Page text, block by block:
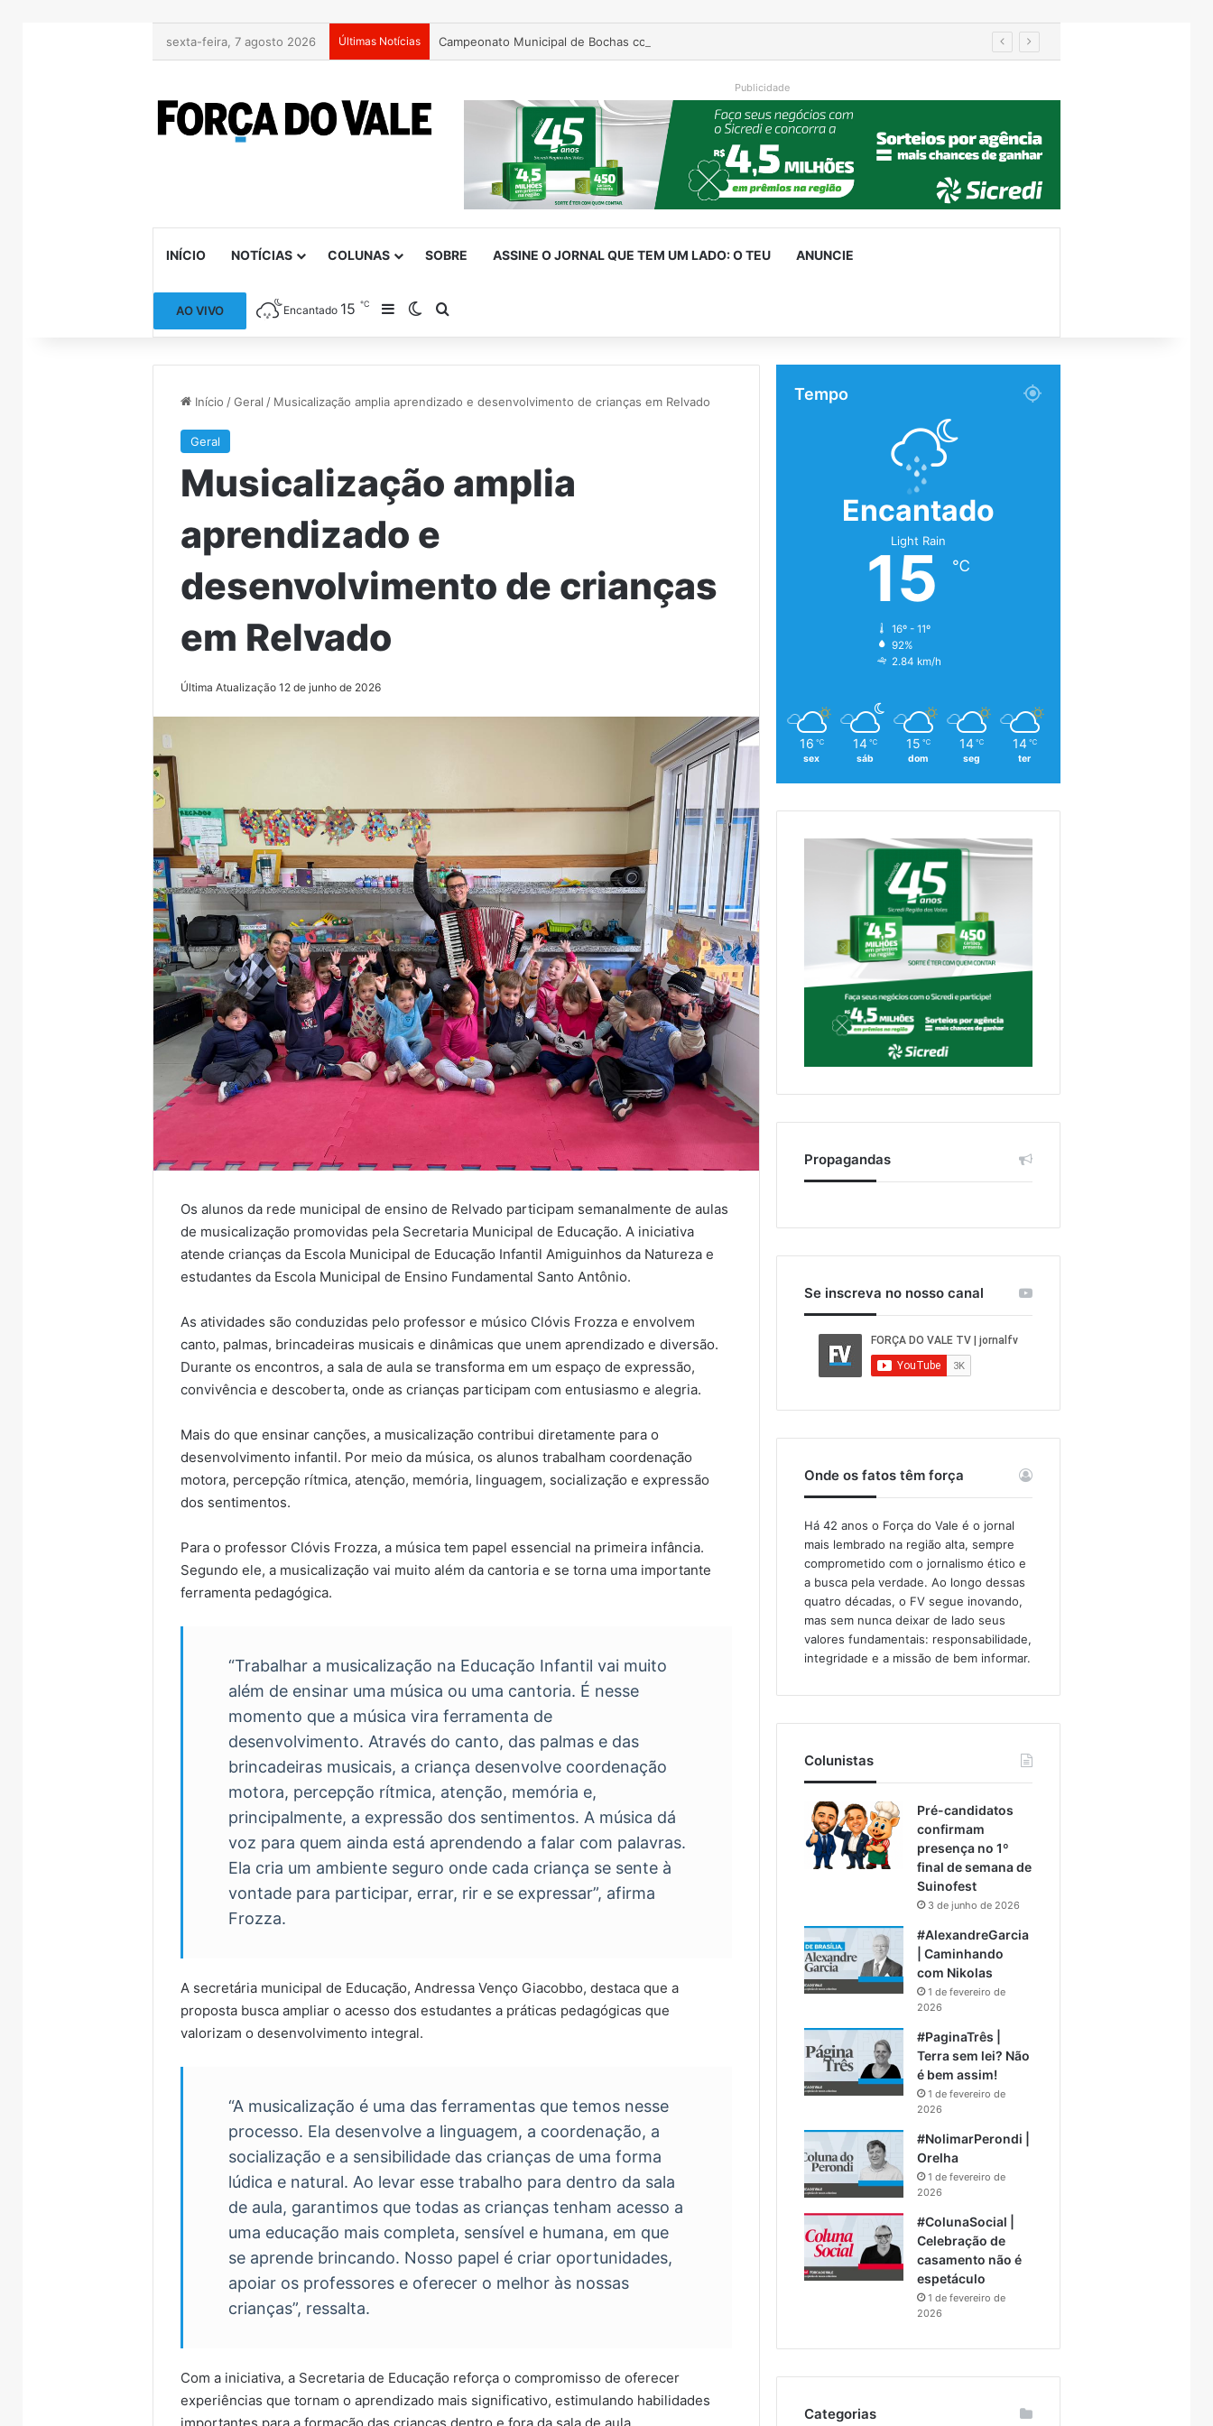
sexta-feira, 7 agosto 2026 Últimas Notícias Campeonato Municipal de Bochas começa neste fim de semana em Encantado
Publicidade
INÍCIO NOTÍCIAS COLUNAS SOBRE ASSINE O JORNAL QUE TEM UM LADO: O TEU ANUNCIE
AO VIVO Encantado 15℃ Barra Lateral
Switch skin
Início / Geral / Musicalização amplia aprendizado e desenvolvimento de crianças em Relvado
Geral
Musicalização amplia
aprendizado e
desenvolvimento de crianças
em Relvado
Última Atualização 12 de junho de 2026
Os alunos da rede municipal de ensino de Relvado participam semanalmente de aulas
de musicalização promovidas pela Secretaria Municipal de Educação. A iniciativa
atende crianças da Escola Municipal de Educação Infantil Amiguinhos da Natureza e
estudantes da Escola Municipal de Ensino Fundamental Santo Antônio.
As atividades são conduzidas pelo professor e músico Clóvis Frozza e envolvem
canto, palmas, brincadeiras musicais e dinâmicas que unem aprendizado e diversão.
Durante os encontros, a sala de aula se transforma em um espaço de expressão,
convivência e descoberta, onde as crianças participam com entusiasmo e alegria.
Mais do que ensinar canções, a musicalização contribui diretamente para o
desenvolvimento infantil. Por meio da música, os alunos trabalham coordenação
motora, percepção rítmica, atenção, memória, linguagem, socialização e expressão
dos sentimentos.
Para o professor Clóvis Frozza, a música tem papel essencial na primeira infância.
Segundo ele, a musicalização vai muito além da cantoria e se torna uma importante
ferramenta pedagógica.
“Trabalhar a musicalização na Educação Infantil vai muito
além de ensinar uma música ou uma cantoria. É nesse
momento que a música vira ferramenta de
desenvolvimento. Através do canto, das palmas e das
brincadeiras musicais, a criança desenvolve coordenação
motora, percepção rítmica, atenção, memória e,
principalmente, a expressão dos sentimentos. A música dá
voz para quem ainda está aprendendo a falar com palavras.
Ela cria um ambiente seguro onde cada criança se sente à
vontade para participar, errar, rir e se expressar”, afirma
Frozza.
A secretária municipal de Educação, Andressa Venço Giacobbo, destaca que a
proposta busca ampliar o acesso dos estudantes a práticas pedagógicas que
valorizam o desenvolvimento integral.
“A musicalização é uma das ferramentas que temos nesse
processo. Ela desenvolve a linguagem, a coordenação, a
socialização e a sensibilidade das crianças de uma forma
lúdica e natural. Ao levar esse trabalho para dentro da sala
de aula, garantimos que todas as crianças tenham acesso a
uma educação mais completa, sensível e humana, em que
se aprende brincando. Nosso papel é criar oportunidades,
apoiar os professores e oferecer o melhor às nossas
crianças”, ressalta.
Com a iniciativa, a Secretaria de Educação reforça o compromisso de oferecer
experiências que tornam o aprendizado mais significativo, estimulando habilidades
importantes para a formação das crianças dentro e fora da sala de aula.
Tempo
Encantado
Light Rain
15 ℃
16º - 11º
92%
2.84 km/h
16 ℃
sex
14 ℃
sáb
15 ℃
dom
14 ℃
seg
14 ℃
ter
Propagandas
Se inscreva no nosso canal
Onde os fatos têm força
Há 42 anos o Força do Vale é o jornal
mais lembrado na região alta, sempre
comprometido com o jornalismo ético e
a busca pela verdade. Ao longo dessas
quatro décadas, o FV segue inovando,
mas sem nunca deixar de lado seus
valores fundamentais: responsabilidade,
integridade e a missão de bem informar.​
Colunistas
Pré-candidatos
confirmam
presença no 1º
final de semana de
Suinofest
3 de junho de 2026
#AlexandreGarcia
| Caminhando
com Nikolas
1 de fevereiro de
2026
#PaginaTrês |
Terra sem lei? Não
é bem assim!
1 de fevereiro de
2026
#NolimarPerondi |
Orelha
1 de fevereiro de
2026
#ColunaSocial |
Celebração de
casamento não é
espetáculo
1 de fevereiro de
2026
Categorias